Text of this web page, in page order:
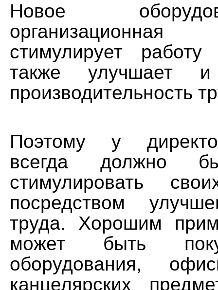
Новое
стимулирует
также улучшает и
производительность
Поэтому у
всегда должно
стимулировать
посредством
труда. Хорошим
может быть
оборудования,
канцелярских